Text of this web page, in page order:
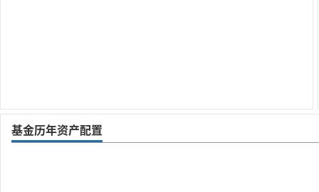
基金历年资产配置